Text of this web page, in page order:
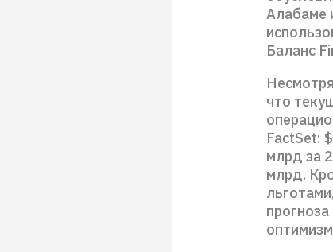
Алабаме
Баланс
что
FactSet:
млрд за
млрд.